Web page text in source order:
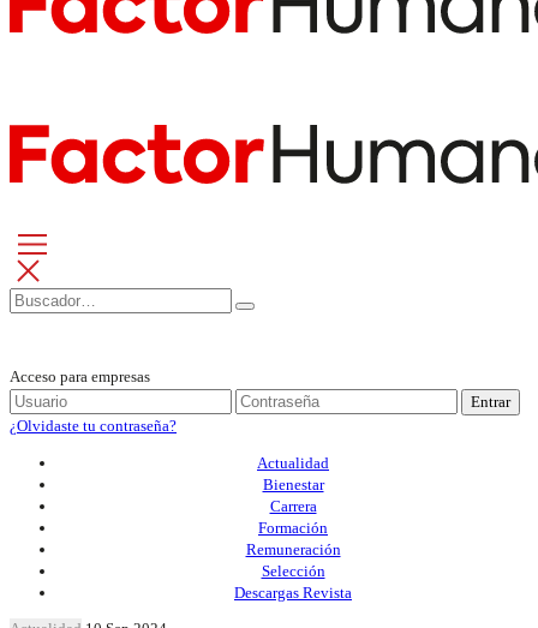
Acceso para empresas
Entrar
¿Olvidaste tu contraseña?
Actualidad
Bienestar
Carrera
Formación
Remuneración
Selección
Descargas Revista